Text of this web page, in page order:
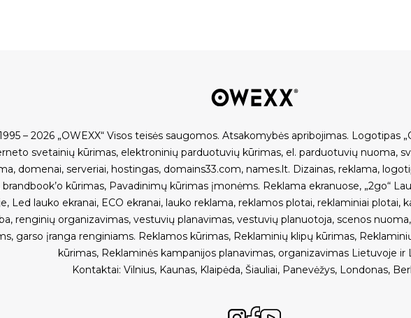
– 2026 „OWEXX“ Visos teisės saugomos. Atsakomybės apribojimas. Logotipas
svetainių kūrimas, elektroninių parduotuvių kūrimas, el. parduotuvių nuoma,
, domenai, serveriai, hostingas, domains33.com, names.lt. Dizainas, reklama,
brandbook’o kūrimas, Pavadinimų kūrimas įmonėms. Reklama ekranuose, „2go“
, Led lauko ekranai, ECO ekranai, lauko reklama, reklamos plotai, reklaminiai plotai,
, renginių organizavimas, vestuvių planavimas, vestuvių planuotoja, scenos nuoma,
, garso įranga renginiams. Reklamos kūrimas, Reklaminių klipų kūrimas,
kūrimas, Reklaminės kampanijos planavimas, organizavimas Lietuvoje ir
Kontaktai: Vilnius, Kaunas, Klaipėda, Šiauliai, Panevėžys, Londonas,